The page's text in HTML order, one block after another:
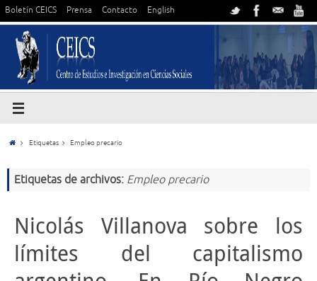
Boletín CEICS Prensa Contacto English
Etiquetas Empleo precario
Etiquetas de archivos: Empleo precario
Nicolás Villanova sobre los
límites del capitalismo